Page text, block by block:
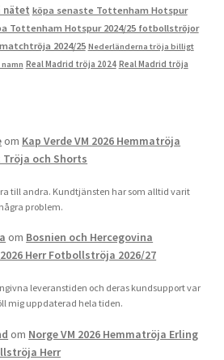
nätet köpa senaste Tottenham Hotspur
Tottenham Hotspur 2024/25 fotbollströjor
2024/25 Nederländerna tröja billigt
Real Madrid tröja 2024 Real Madrid tröja
om Kap Verde VM 2026 Hemmatröja
och Shorts
till andra. Kundtjänsten har som alltid varit
problem.
om Bosnien och Hercegovina
Herr Fotbollströja 2026/27
leveranstiden och deras kundsupport var
mig uppdaterad hela tiden.
om Norge VM 2026 Hemmatröja Erling
Herr